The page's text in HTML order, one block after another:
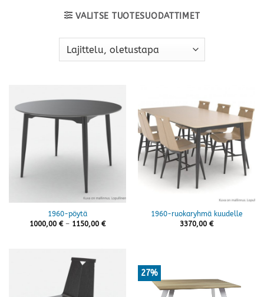
VALITSE TUOTESUODATTIMET
1960-pöytä
1000,00 € – 1150,00 €Hintaluokka:
1960-ruokaryhmä kuudelle
3370,00 €
27%